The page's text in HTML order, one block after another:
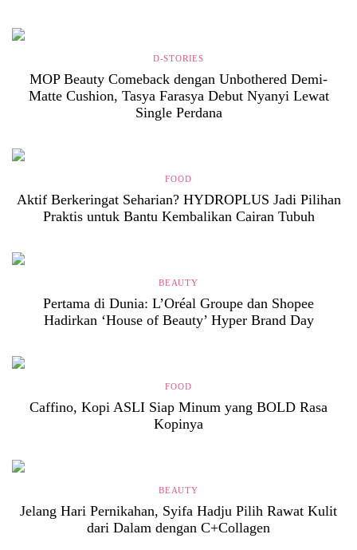
D-STORIES
MOP Beauty Comeback dengan Unbothered Demi-
Matte Cushion, Tasya Farasya Debut Nyanyi Lewat
Single Perdana
FOOD
Aktif Berkeringat Seharian? HYDROPLUS Jadi Pilihan
Praktis untuk Bantu Kembalikan Cairan Tubuh
BEAUTY
Pertama di Dunia: L’Oréal Groupe dan Shopee
Hadirkan ‘House of Beauty’ Hyper Brand Day
FOOD
Caffino, Kopi ASLI Siap Minum yang BOLD Rasa
Kopinya
BEAUTY
Jelang Hari Pernikahan, Syifa Hadju Pilih Rawat Kulit
dari Dalam dengan C+Collagen